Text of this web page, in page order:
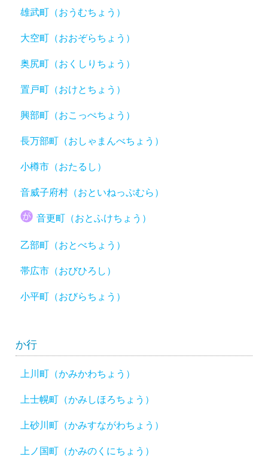
雄武町（おうむちょう）
大空町（おおぞらちょう）
奥尻町（おくしりちょう）
置戸町（おけとちょう）
興部町（おこっぺちょう）
長万部町（おしゃまんべちょう）
小樽市（おたるし）
音威子府村（おといねっぷむら）
音更町（おとふけちょう）
乙部町（おとべちょう）
帯広市（おびひろし）
小平町（おびらちょう）
か行
上川町（かみかわちょう）
上士幌町（かみしほろちょう）
上砂川町（かみすながわちょう）
上ノ国町（かみのくにちょう）